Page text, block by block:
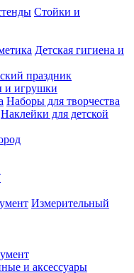
Стойки и
Детская гигиена и
праздник
и игрушки
Наборы для творчества
Наклейки для детской
Измерительный